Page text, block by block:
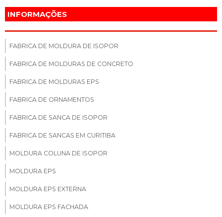
INFORMAÇÕES
FABRICA DE MOLDURA DE ISOPOR
FABRICA DE MOLDURAS DE CONCRETO
FABRICA DE MOLDURAS EPS
FABRICA DE ORNAMENTOS
FABRICA DE SANCA DE ISOPOR
FABRICA DE SANCAS EM CURITIBA
MOLDURA COLUNA DE ISOPOR
MOLDURA EPS
MOLDURA EPS EXTERNA
MOLDURA EPS FACHADA